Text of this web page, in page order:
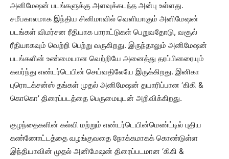
அனிமேஷன் படங்களுக்கு அளவுக்கடந்த அன்பு உள்ளது.
சமீபகாலமாக இந்திய சினிமாவில் வெளியாகும் அனிமேஷன்
படங்கள் விமர்சன ரீதியாக பாராட்டுகள் பெறுவதோடு, வசூல்
ரீதியாகவும் வெற்றி பெற்று வருகிறது. இருந்தாலும் அனிமேஷன்
படங்களின் உண்மையான வெற்றியே அனைத்து தரப்பினரையும்
கவர்ந்து எண்டர்டெயின் செய்வதிலேயே இருக்கிறது. இனிகா
புரொடக்சன்ஸ் தங்கள் முதல் அனிமேஷன் தயாரிப்பான ‘கிகி &
கொகொ’ திரைப்படத்தை பெருமையுடன் அறிவிக்கிறது.
குழந்தைகளின் கல்வி மற்றும் எண்டர்டெயின்மெண்ட்டில் புதிய
கண்ணோட்டத்தை வழங்குவதை நோக்கமாகக் கொண்டுள்ள
இந்தியாவின் முதல் அனிமேஷன் திரைப்படமான ‘கிகி &